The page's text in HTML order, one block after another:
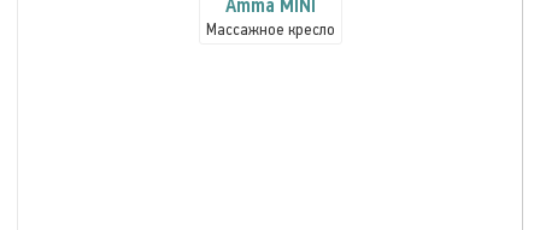
Массажное кресло